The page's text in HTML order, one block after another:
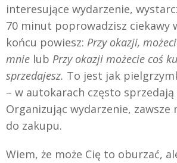
interesujące wydarzenie,
70 minut poprowadzisz ciekawy
końcu powiesz: Przy okazji,
mnie lub Przy okazji możecie coś
sprzedajesz. To jest jak
– w autokarach często sprzedają
Organizując wydarzenie, zawsze
do zakupu.
Wiem, że może Cię to oburzać,